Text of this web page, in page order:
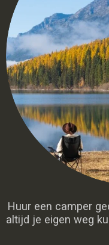
Huur een camper
altijd je eigen weg